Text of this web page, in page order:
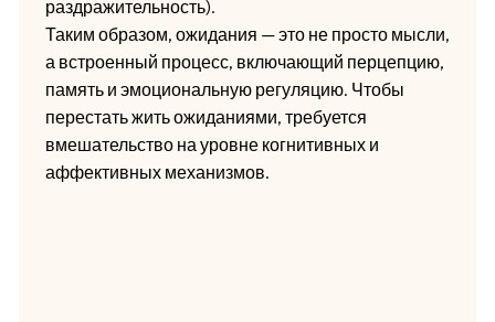
раздражительность).
Таким образом, ожидания — это не просто мысли,
а встроенный процесс, включающий перцепцию,
память и эмоциональную регуляцию. Чтобы
перестать жить ожиданиями, требуется
вмешательство на уровне когнитивных и
аффективных механизмов.